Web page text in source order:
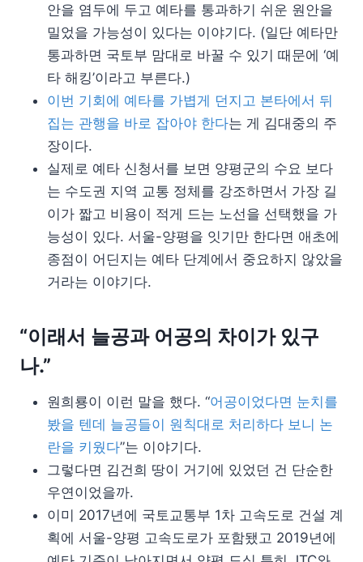
안을 염두에 두고 예타를 통과하기 쉬운 원안을
밀었을 가능성이 있다는 이야기다. (일단 예타만
통과하면 국토부 맘대로 바꿀 수 있기 때문에 ‘예
타 해킹’이라고 부른다.)
이번 기회에 예타를 가볍게 던지고 본타에서 뒤
집는 관행을 바로 잡아야 한다는 게 김대중의 주
장이다.
실제로 예타 신청서를 보면 양평군의 수요 보다
는 수도권 지역 교통 정체를 강조하면서 가장 길
이가 짧고 비용이 적게 드는 노선을 선택했을 가
능성이 있다. 서울-양평을 잇기만 한다면 애초에
종점이 어딘지는 예타 단계에서 중요하지 않았을
거라는 이야기다.
“이래서 늘공과 어공의 차이가 있구
나.”
원희룡이 이런 말을 했다. “어공이었다면 눈치를
봤을 텐데 늘공들이 원칙대로 처리하다 보니 논
란을 키웠다”는 이야기다.
그렇다면 김건희 땅이 거기에 있었던 건 단순한
우연이었을까.
이미 2017년에 국토교통부 1차 고속도로 건설 계
획에 서울-양평 고속도로가 포함됐고 2019년에